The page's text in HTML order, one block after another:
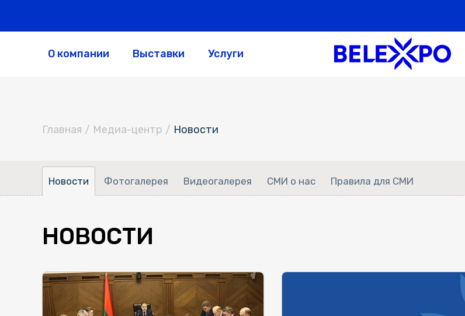
О компании Выставки Услуги
Главная / Медиа-центр / Новости
Новости Фотогалерея Видеогалерея СМИ о нас Правила для СМИ
НОВОСТИ